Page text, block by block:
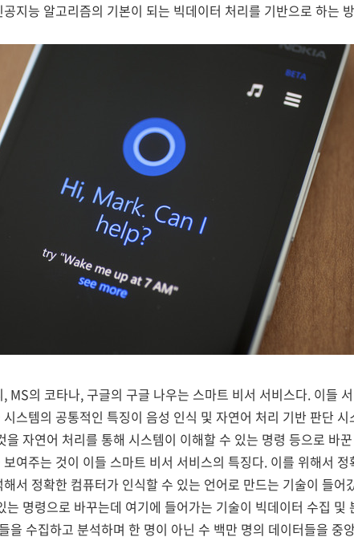
지능 알고리즘의 기본이 되는 빅데이터 처리를 기반으로 하는
MS의 코타나, 구글의 구글 나우는 스마트 비서 서비스다. 이들
스템의 공통적인 특징이 음성 인식 및 자연어 처리 기반 판단
자연어 처리를 통해 시스템이 이해할 수 있는 명령 등으로 바
여주는 것이 이들 스마트 비서 서비스의 특징다. 이를 위해서
서 정확한 컴퓨터가 인식할 수 있는 언어로 만드는 기술이 들어
는 명령으로 바꾸는데 여기에 들어가는 기술이 빅데이터 수집 및
을 수집하고 분석하며 한 명이 아닌 수 백만 명의 데이터들을 중